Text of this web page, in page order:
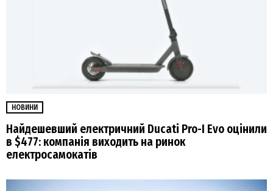
НОВИНИ
Найдешевший електричний Ducati Pro-I Evo оцінили
в $477: компанія виходить на ринок
електросамокатів